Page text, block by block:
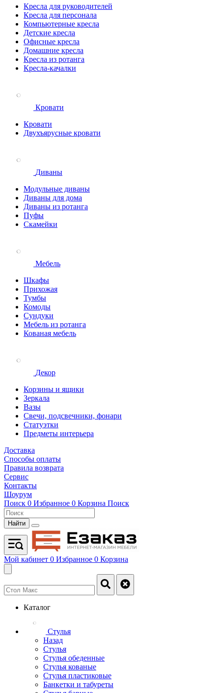
Кресла для руководителей
Кресла для персонала
Компьютерные кресла
Детские кресла
Офисные кресла
Домашние кресла
Кресла из ротанга
Кресла-качалки
Кровати
Кровати
Двухъярусные кровати
Диваны
Модульные диваны
Диваны для дома
Диваны из ротанга
Пуфы
Скамейки
Мебель
Шкафы
Прихожая
Тумбы
Комоды
Сундуки
Мебель из ротанга
Кованая мебель
Декор
Корзины и ящики
Зеркала
Вазы
Свечи, подсвечники, фонари
Статуэтки
Предметы интерьера
Доставка
Способы оплаты
Правила возврата
Сервис
Контакты
Шоурум
Поиск 0 Избранное 0 Корзина Поиск
Найти
Мой кабинет 0 Избранное 0 Корзина
Каталог
Стулья
Назад
Стулья
Стулья обеденные
Стулья кованые
Стулья пластиковые
Банкетки и табуреты